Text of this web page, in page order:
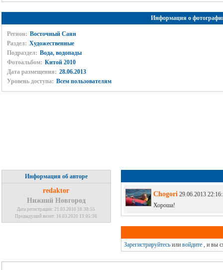
Информация о
Регион: Восточный Саян
Раздел: Художественные
Подраздел: Вода, водопады
Фотоальбом: Китой 2010
Дата размещения: 28.06.2013
Уровень доступа: Всем пользователям
Информация об авторе
redaktor
Нижний Новгород
Дата регистрации: 21.03.2010 18:38:55
Предыдущий визит: 16.03.2020 13:05:36
Chogori29.06.2013
Хороша!
Зарегистрируйтесьили войдите, и вы